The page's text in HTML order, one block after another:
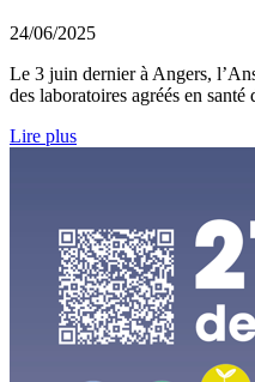
24/06/2025
Le 3 juin dernier à Angers,
des laboratoires agréés en
Lire plus